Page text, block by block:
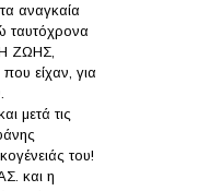
αναγκαία
ταυτόχρονα
ΖΩΗΣ,
είχαν, για
μετά τις
του!
και η